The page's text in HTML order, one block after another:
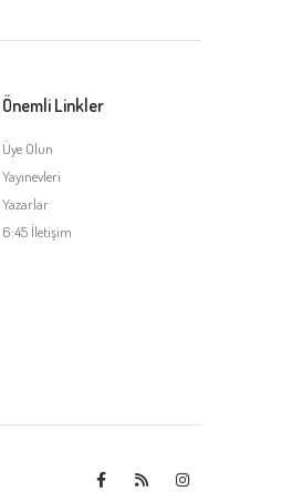
Önemli Linkler
Üye Olun
Yayınevleri
Yazarlar
6:45 İletişim